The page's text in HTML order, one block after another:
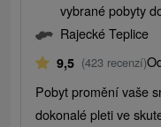
vybrané pobyty
Rajecké Teplice
9,5 (423 recenzí)
Pobyt promění vaše
dokonalé pleti ve